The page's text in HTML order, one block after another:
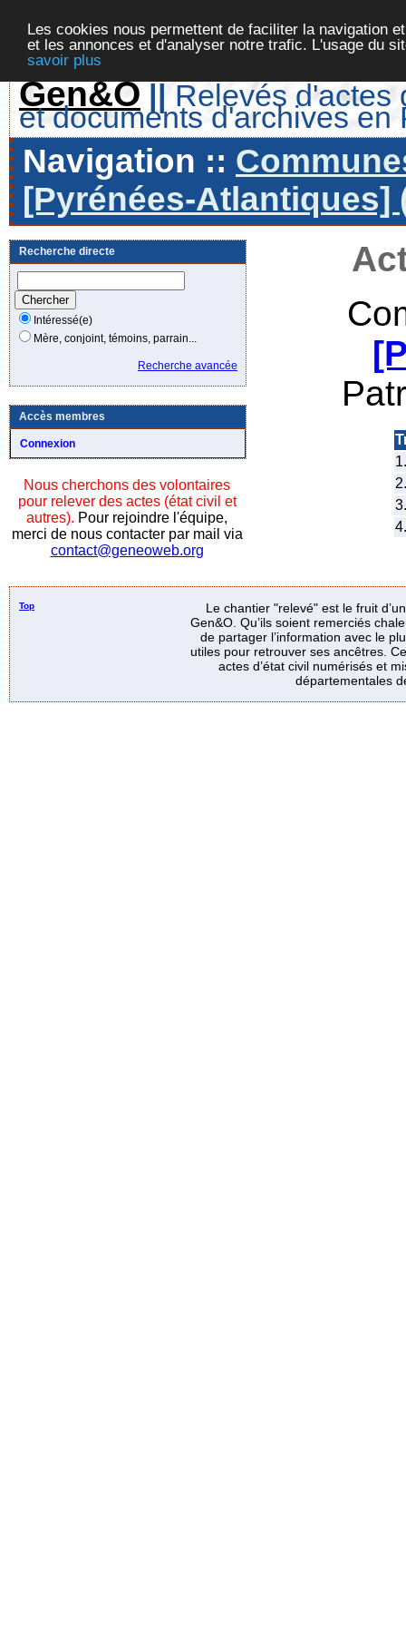
Les cookies nous permettent de faciliter la navigation
et les annonces et d'analyser notre trafic. L'usage du
savoir plus
Gen&O || Relevés d'actes
et documents d'archives en
Navigation ::
[Pyrénées-Atlantiques]
Recherche directe
Intéressé(e)
Mère, conjoint, témoins, parrain...
Recherche avancée
Accès membres
Connexion
Nous cherchons des volontaires
pour relever des actes (état civil et
autres). Pour rejoindre l'équipe,
merci de nous contacter par mail via
contact@geneoweb.org
1.
2.
3.
4.
Top
Le chantier "relevé" est le fruit
Gen&O. Qu’ils soient remerciés
de partager l’information avec le
utiles pour retrouver ses ancêtres.
actes d’état civil numérisés et
départementales